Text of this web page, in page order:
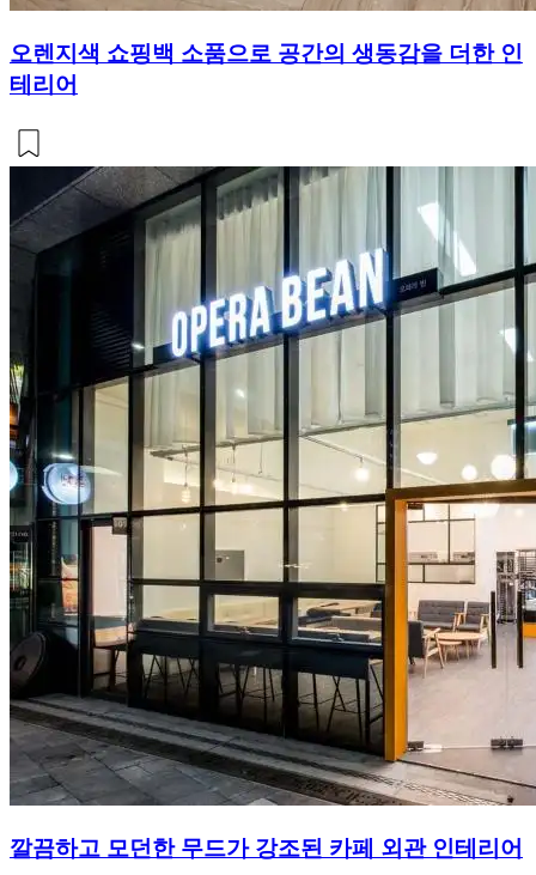
오렌지색 쇼핑백 소품으로 공간의 생동감을 더한 인
테리어
깔끔하고 모던한 무드가 강조된 카페 외관 인테리어